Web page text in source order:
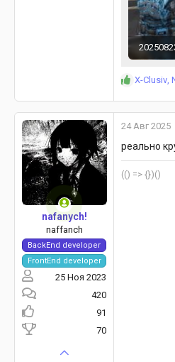
Р
а
ц
и
X-Clusiv
nafanych!
naffanch
BackEnd developer
FrontEnd developer
25 Ноя 2023
420
91
70
24 Авг 2025
реально
(() => {})()